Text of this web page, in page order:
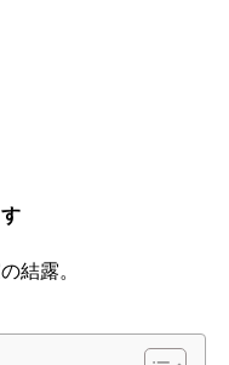
結露。